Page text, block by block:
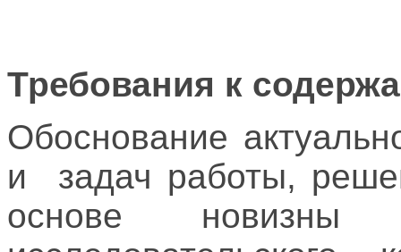
Требования к
Обоснование
и задач работы,
основе новизны